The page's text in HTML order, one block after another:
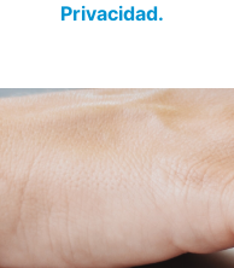
Privacidad.